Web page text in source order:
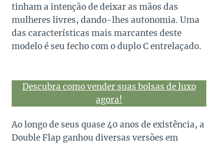
tinham a intenção de deixar as mãos das
mulheres livres, dando-lhes autonomia. Uma
das características mais marcantes deste
modelo é seu fecho com o duplo C entrelaçado.
Descubra como vender suas bolsas de luxo
agora!
Ao longo de seus quase 40 anos de existência, a
Double Flap ganhou diversas versões em